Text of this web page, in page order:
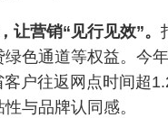
让营销“见行见效”。
绿色通道等权益。今
户往返网点时间超
与品牌认同感。